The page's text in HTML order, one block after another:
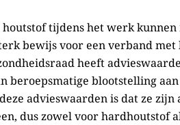
tijdens het werk kunnen
bewijs voor een verband
heeft
beroepsmatige blootstelling
advieswaarden is dat ze zijn
dus zowel voor hardhoutstof